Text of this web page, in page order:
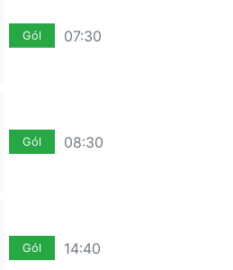
Gól 07:30
Gól 08:30
Gól 14:40